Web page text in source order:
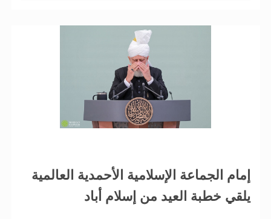
إمام الجماعة الإسلامية الأحمدية العالمية
يلقي خطبة العيد من إسلام أباد